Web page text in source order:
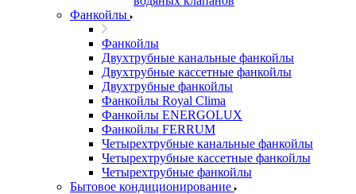
Фанкойлы
Фанкойлы
Двухтрубные канальные фанкойлы
Двухтрубные кассетные фанкойлы
Двухтрубные фанкойлы
Фанкойлы Royal Clima
Фанкойлы ENERGOLUX
Фанкойлы FERRUM
Четырехтрубные канальные фанкойлы
Четырехтрубные кассетные фанкойлы
Четырехтрубные фанкойлы
Бытовое кондиционирование